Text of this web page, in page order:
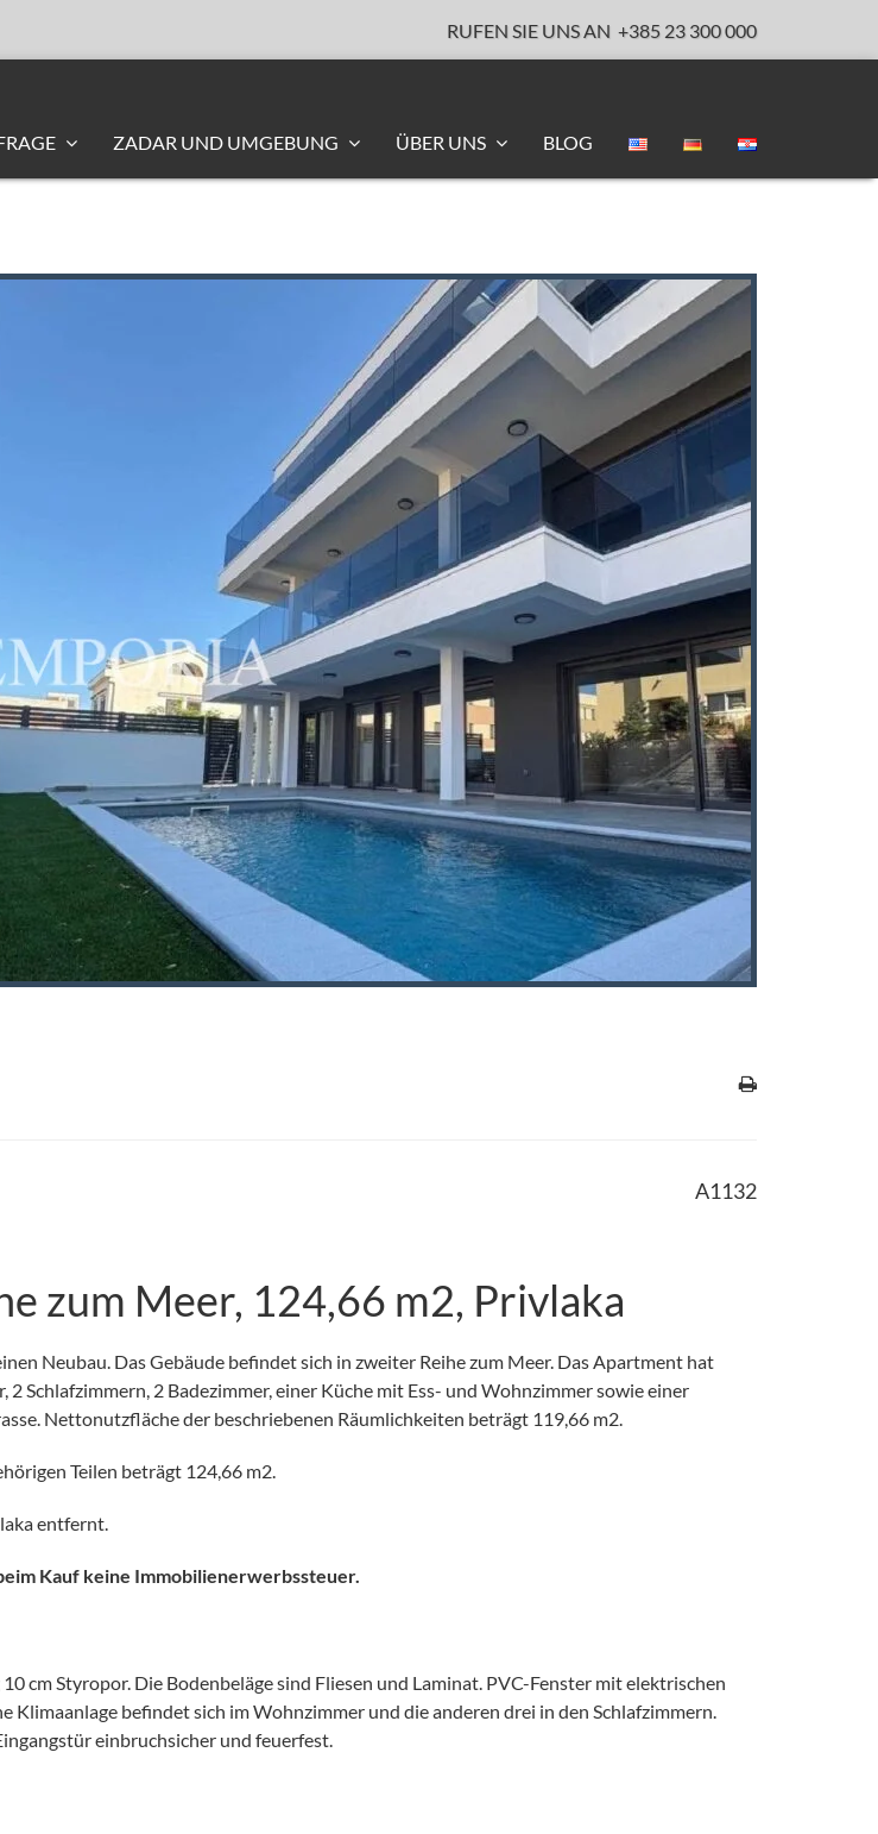
RUFEN SIE UNS AN +385 23 300 000
ZADAR UND UMGEBUNG ÜBER UNS BLOG
A1132
zum Meer, 124,66 m2, Privlaka
Neubau. Das Gebäude befindet sich in zweiter Reihe zum Meer. Das Apartment hat
Schlafzimmern, 2 Badezimmer, einer Küche mit Ess- und Wohnzimmer sowie einer
Nettonutzfläche der beschriebenen Räumlichkeiten beträgt 119,66 m2.
Teilen beträgt 124,66 m2.
entfernt.
Kauf keine Immobilienerwerbssteuer.
cm Styropor. Die Bodenbeläge sind Fliesen und Laminat. PVC-Fenster mit elektrischen
befindet sich im Wohnzimmer und die anderen drei in den Schlafzimmern.
einbruchsicher und feuerfest.